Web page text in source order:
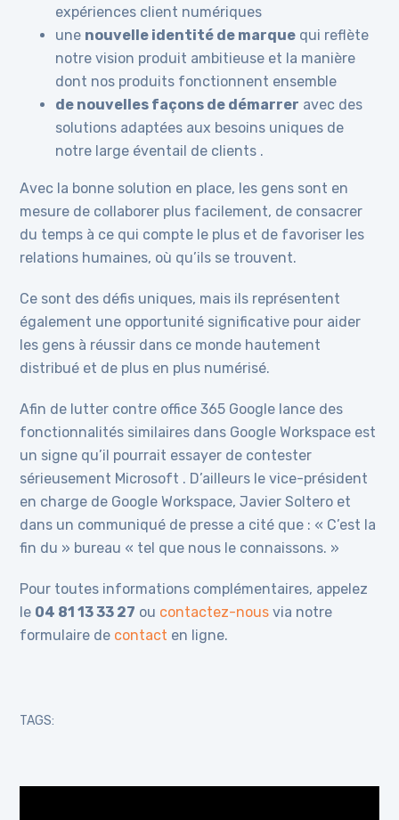
expériences client numériques
une nouvelle identité de marque qui reflète
notre vision produit ambitieuse et la manière
dont nos produits fonctionnent ensemble
de nouvelles façons de démarrer avec des
solutions adaptées aux besoins uniques de
notre large éventail de clients .
Avec la bonne solution en place, les gens sont en
mesure de collaborer plus facilement, de consacrer
du temps à ce qui compte le plus et de favoriser les
relations humaines, où qu’ils se trouvent.
Ce sont des défis uniques, mais ils représentent
également une opportunité significative pour aider
les gens à réussir dans ce monde hautement
distribué et de plus en plus numérisé.
Afin de lutter contre office 365 Google lance des
fonctionnalités similaires dans Google Workspace est
un signe qu’il pourrait essayer de contester
sérieusement Microsoft . D’ailleurs le vice-président
en charge de Google Workspace, Javier Soltero et
dans un communiqué de presse a cité que : « C’est la
fin du » bureau « tel que nous le connaissons. »
Pour toutes informations complémentaires, appelez
le 04 81 13 33 27 ou contactez-nous via notre
formulaire de contact en ligne.
TAGS: